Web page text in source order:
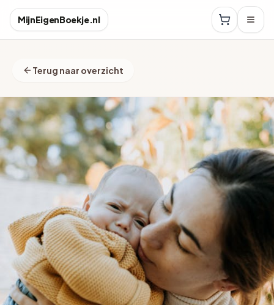
MijnEigenBoekje.nl
Terug naar overzicht